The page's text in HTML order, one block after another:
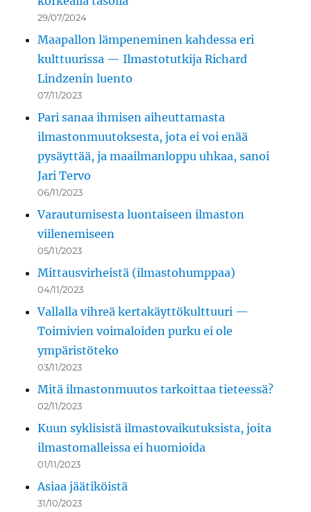
29/07/2024
Maapallon lämpeneminen kahdessa eri
kulttuurissa — Ilmastotutkija Richard
Lindzenin luento
07/11/2023
Pari sanaa ihmisen aiheuttamasta
ilmastonmuutoksesta, jota ei voi enää
pysäyttää, ja maailmanloppu uhkaa, sanoi
Jari Tervo
06/11/2023
Varautumisesta luontaiseen ilmaston
viilenemiseen
05/11/2023
Mittausvirheistä (ilmastohumppaa)
04/11/2023
Vallalla vihreä kertakäyttökulttuuri —
Toimivien voimaloiden purku ei ole
ympäristöteko
03/11/2023
Mitä ilmastonmuutos tarkoittaa tieteessä?
02/11/2023
Kuun syklisistä ilmastovaikutuksista, joita
ilmastomalleissa ei huomioida
01/11/2023
Asiaa jäätiköistä
31/10/2023